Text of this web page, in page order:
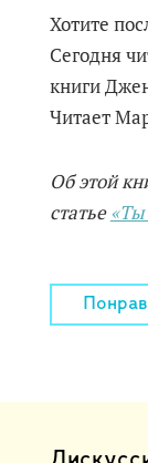
Хотите
Сегодня
книги
Читает
Об этой
статье